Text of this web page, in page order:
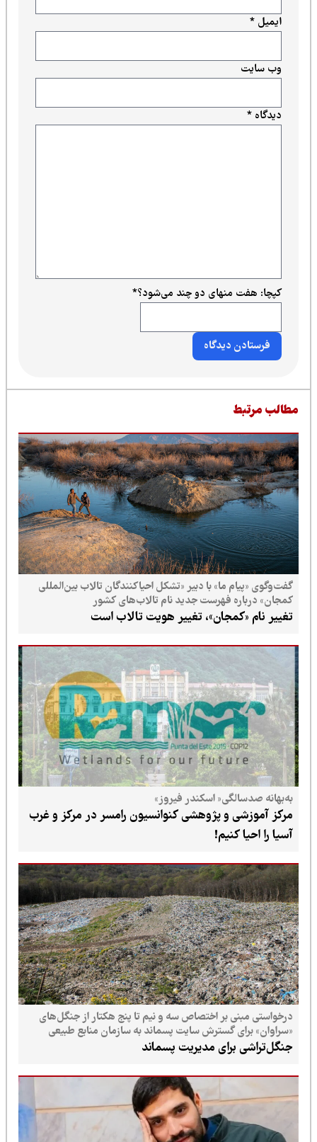
دیدگاه*
ایمیل*
وب‌ سایت
کپچا: هفت منهای دو چند می‌شود؟*
مرتبط
گفت‌وگوی «پیام ما» با دبیر «تشکل احیاکنندگان تالاب بین‌المللی
کمجان» درباره فهرست جدید نام تالاب‌های کشور
تغییر نام «کمجان»، تغییر هویت تالاب است
به‌بهانه صدسالگی« اسکندر فیروز»
مرکز آموزشی و پژوهشی کنوانسیون رامسر در مرکز و غرب
آسیا را احیا کنیم!
درخواستی مبنی بر اختصاص سه و نیم تا پنج هکتار از جنگل‌های
«سراوان» برای گسترش سایت پسماند به سازمان منابع طبیعی
ارسال شده است
جنگل‌تراشی برای مدیریت پسماند